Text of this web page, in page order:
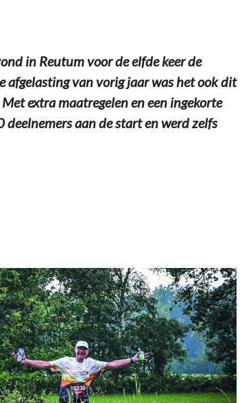
in Reutum voor de elfde keer de
afgelasting van vorig jaar was het ook dit
extra maatregelen en een ingekorte
aan de start en werd zelfs